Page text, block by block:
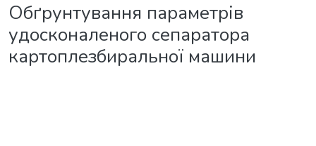
Обґрунтування параметрів
удосконаленого сепаратора
картоплезбиральної машини